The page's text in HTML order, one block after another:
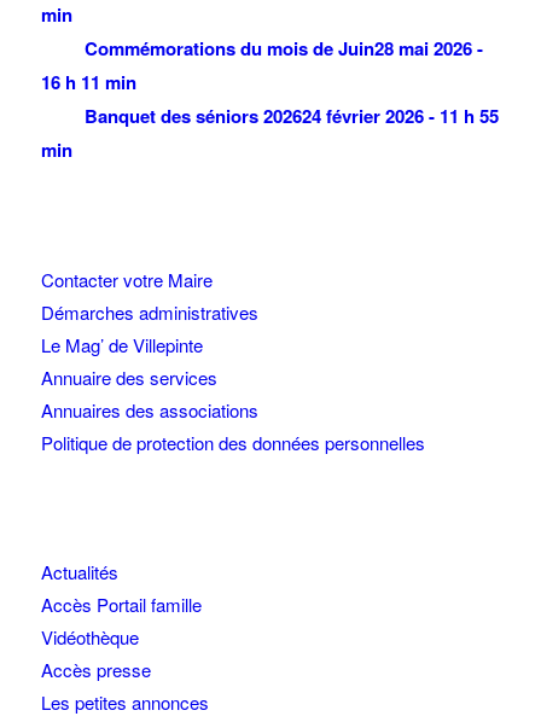
min
Commémorations du mois de Juin28 mai 2026 -
16 h 11 min
Banquet des séniors 202624 février 2026 - 11 h 55
min
Contacter votre Maire
Démarches administratives
Le Mag’ de Villepinte
Annuaire des services
Annuaires des associations
Politique de protection des données personnelles
Actualités
Accès Portail famille
Vidéothèque
Accès presse
Les petites annonces